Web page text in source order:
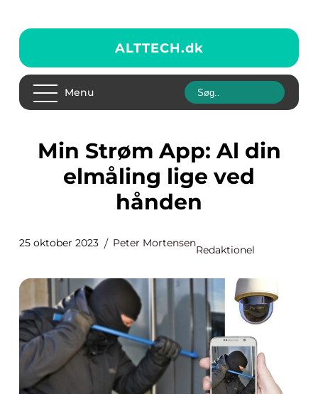
ALTTECH.dk
Menu
Min Strøm App: Al din
elmåling lige ved
hånden
25 oktober 2023 Peter Mortensen
Redaktionel